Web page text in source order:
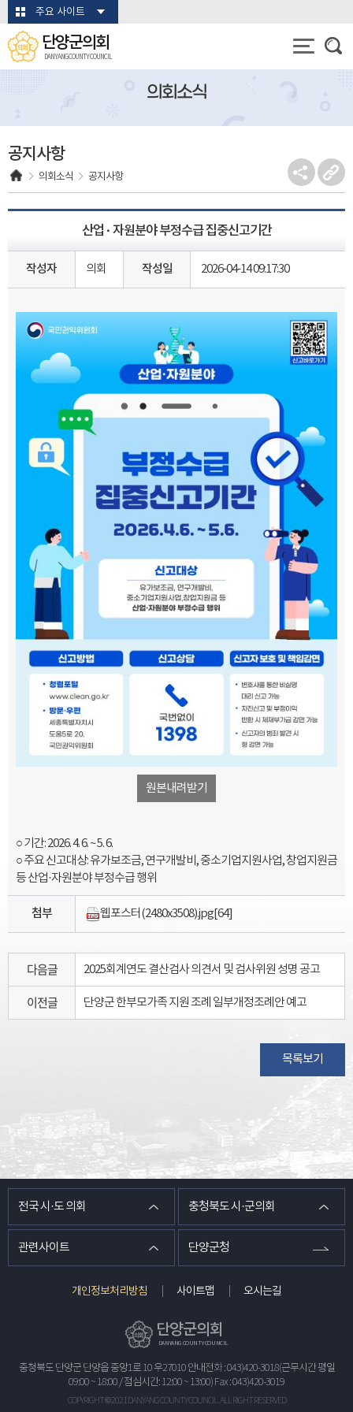
본문바로가기주요 사이트
단양군의회
DANYANG COUNTY COUNCIL
의회소식
공지사항
의회소식 공지사항
산업 · 자원분야 부정수급 집중신고기간
작성자 의회 작성일 2026-04-14 09:17:30
원본내려받기
○ 기간: 2026. 4. 6. ~ 5. 6.
○ 주요 신고대상: 유가보조금, 연구개발비, 중소기업지원사업, 창업지원금
등 산업·자원분야 부정수급 행위
첨부 웹포스터(2480x3508).jpg[64]
다음글 2025회계연도 결산검사 의견서 및 검사위원 성명 공고
이전글 단양군 한부모가족 지원 조례 일부개정조례안 예고
목록보기
전국 시·도 의회 충청북도 시·군의회
관련사이트 단양군청
개인정보처리방침 사이트맵 오시는길
단양군의회
DANYANG COUNTY COUNCIL
충청북도 단양군 단양읍 중앙1로 10 우27010 안내전화 : 043)420-3018(근무시간 평일
09:00 ~ 18:00 / 점심시간: 12:00 ~ 13:00) Fax : 043)420-3019
COPYRIGHT © 2021 DANYANG COUNTY COUNCIL.ALL RIGHT RESERVED